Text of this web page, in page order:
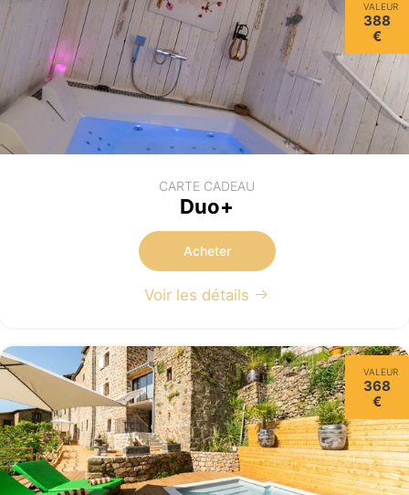
VALEUR
388
€
CARTE CADEAU
Duo+
Acheter
Voir les détails
VALEUR
368
€